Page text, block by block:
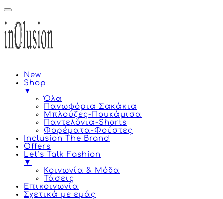
New
Shop
▼
Όλα
Πανωφόρια Σακάκια
Μπλούζες-Πουκάμισα
Παντελόνια-Shorts
Φορέματα-Φούστες
Inclusion The Brand
Offers
Let’s Talk Fashion
▼
Κοινωνία & Μόδα
Τάσεις
Επικοινωνία
Σχετικά με εμάς